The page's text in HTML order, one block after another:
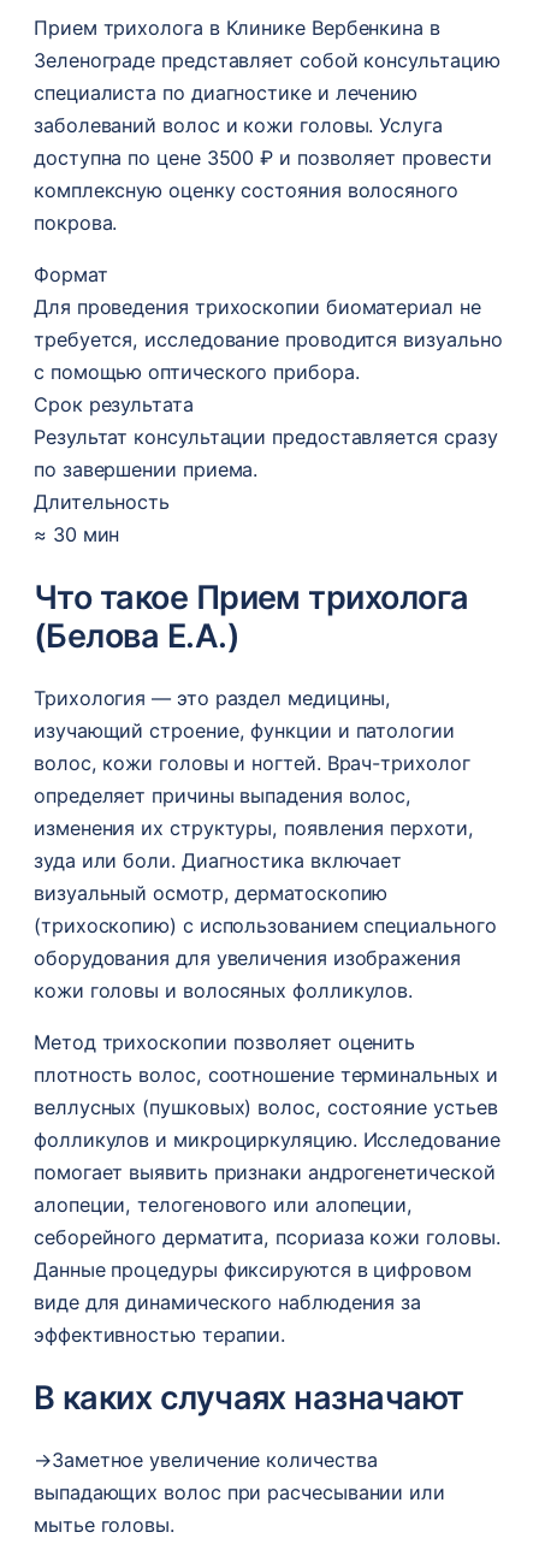
Прием трихолога в Клинике Вербенкина в
Зеленограде представляет собой консультацию
специалиста по диагностике и лечению
заболеваний волос и кожи головы. Услуга
доступна по цене 3500 ₽ и позволяет провести
комплексную оценку состояния волосяного
покрова.
Формат
Для проведения трихоскопии биоматериал не
требуется, исследование проводится визуально
с помощью оптического прибора.
Срок результата
Результат консультации предоставляется сразу
по завершении приема.
Длительность
≈ 30 мин
Что такое Прием трихолога
(Белова Е.А.)
Трихология — это раздел медицины,
изучающий строение, функции и патологии
волос, кожи головы и ногтей. Врач-трихолог
определяет причины выпадения волос,
изменения их структуры, появления перхоти,
зуда или боли. Диагностика включает
визуальный осмотр, дерматоскопию
(трихоскопию) с использованием специального
оборудования для увеличения изображения
кожи головы и волосяных фолликулов.
Метод трихоскопии позволяет оценить
плотность волос, соотношение терминальных и
веллусных (пушковых) волос, состояние устьев
фолликулов и микроциркуляцию. Исследование
помогает выявить признаки андрогенетической
алопеции, телогенового или алопеции,
себорейного дерматита, псориаза кожи головы.
Данные процедуры фиксируются в цифровом
виде для динамического наблюдения за
эффективностью терапии.
В каких случаях назначают
→Заметное увеличение количества
выпадающих волос при расчесывании или
мытье головы.